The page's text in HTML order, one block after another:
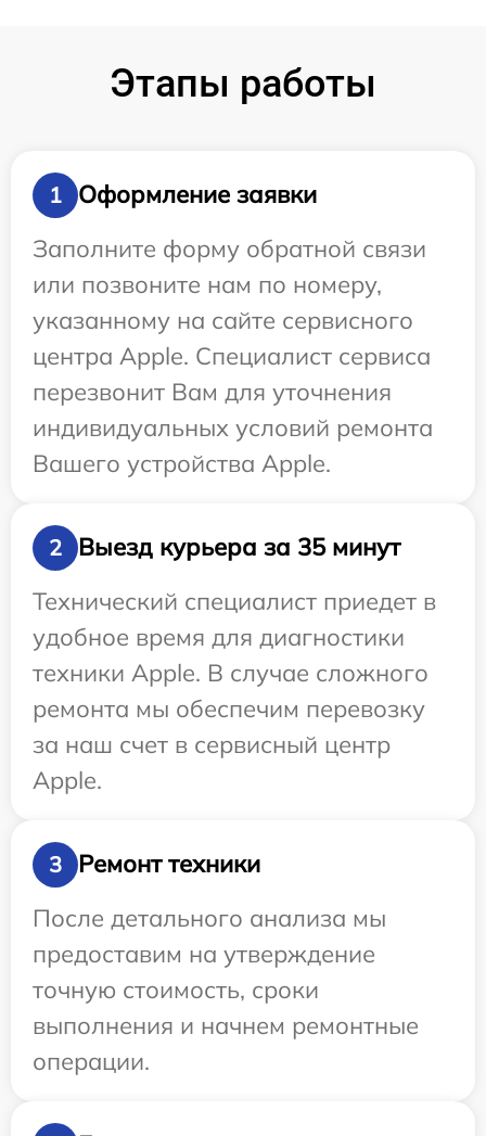
Этапы работы
1
Оформление заявки
Заполните форму обратной связи
или позвоните нам по номеру,
указанному на сайте сервисного
центра Apple. Специалист сервиса
перезвонит Вам для уточнения
индивидуальных условий ремонта
Вашего устройства Apple.
2
Выезд курьера за 35 минут
Технический специалист приедет в
удобное время для диагностики
техники Apple. В случае сложного
ремонта мы обеспечим перевозку
за наш счет в сервисный центр
Apple.
3
Ремонт техники
После детального анализа мы
предоставим на утверждение
точную стоимость, сроки
выполнения и начнем ремонтные
операции.